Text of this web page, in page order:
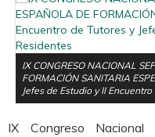
IX CONGRESO NACIONAL
FORMACIÓN SANITARIA
Jefes de Estudio y II
IX Congreso